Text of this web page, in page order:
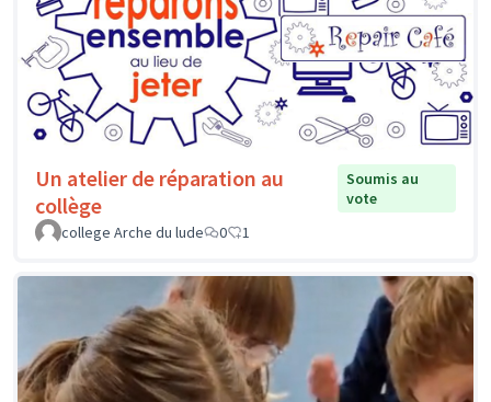
Un atelier de réparation au
collège
Soumis au
vote
college Arche du lude
0 1